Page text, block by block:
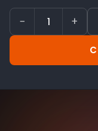
− +